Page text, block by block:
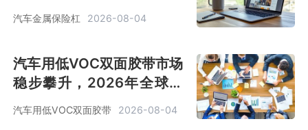
保险杠市场销售额达42.3亿
美元[图]
汽车金属保险杠 2026-08-04
汽车用低VOC双面胶带市场
稳步攀升，2026年全球销
售额达3亿美元，新能源浪
潮下前景可期[图]
汽车用低VOC双面胶带 2026-08-04